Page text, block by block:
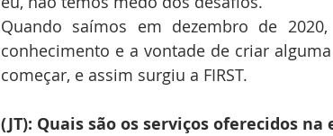
Quando saímos em dezembro de
conhecimento e a vontade de criar
começar, e assim surgiu a FIRST.
(JT): Quais são os serviços oferecidos na